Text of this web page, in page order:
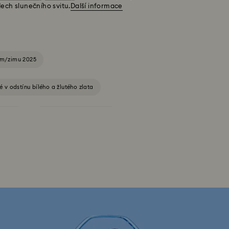
slunečního svitu. Další informace
zimu 2025
v odstínu bílého a žlutého zlata
s motivem ochranného oka „Evil Eye“